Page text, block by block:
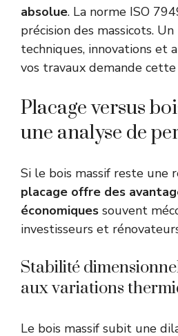
absolue. La norme ISO
précision des massicots.
techniques, innovations et
vos travaux demande
Placage versus
une analyse de
Si le bois massif reste une
placage offre des
économiques souvent
investisseurs et
Stabilité
aux variations
Le bois massif subit une